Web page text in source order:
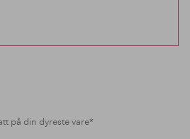
på din dyreste vare*